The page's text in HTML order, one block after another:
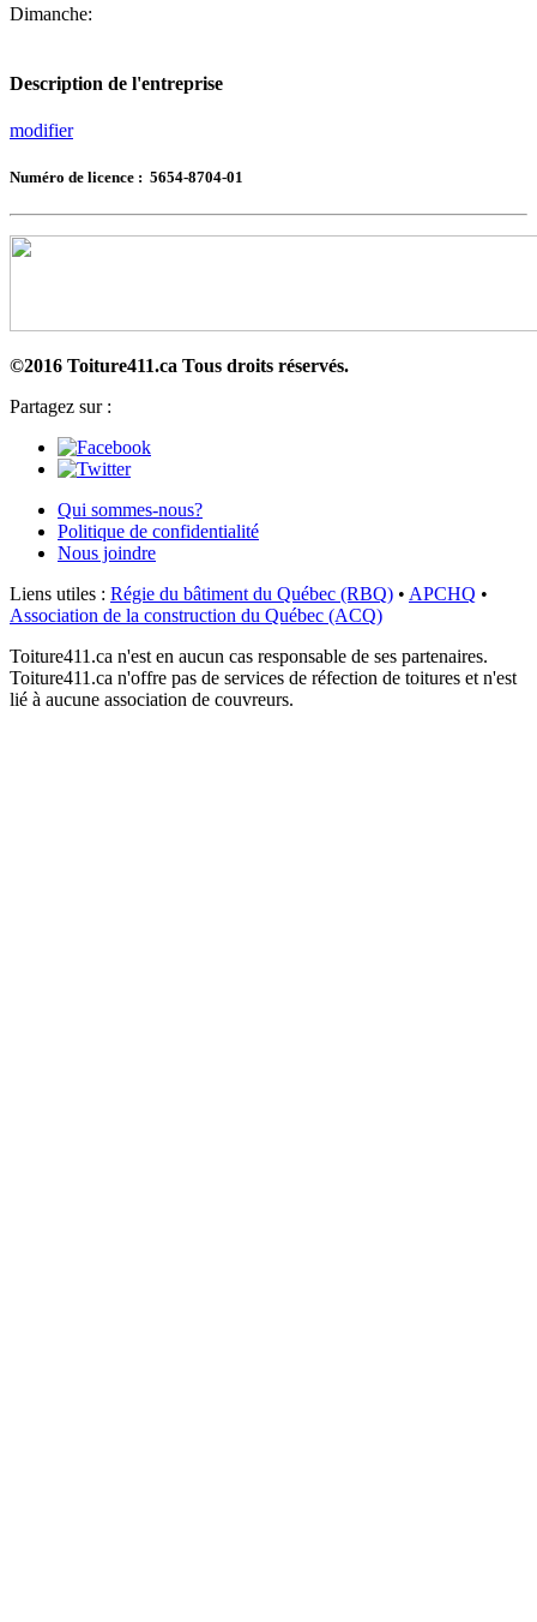
Dimanche:
Description de l'entreprise
modifier
Numéro de licence : 5654-8704-01
©2016 Toiture411.ca Tous droits réservés.
Partagez sur :
Qui sommes-nous?
Politique de confidentialité
Nous joindre
Liens utiles : Régie du bâtiment du Québec (RBQ) • APCHQ •
Association de la construction du Québec (ACQ)
Toiture411.ca n'est en aucun cas responsable de ses partenaires.
Toiture411.ca n'offre pas de services de réfection de toitures et n'est
lié à aucune association de couvreurs.